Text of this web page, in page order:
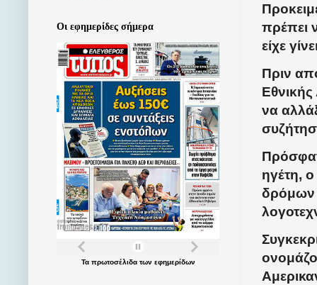
πρέπει
είχε
Πριν
να
ηγέτη,
δρόμων
Οι εφημερίδες σήμερα
Τα πρωτοσέλιδατων εφημερίδων